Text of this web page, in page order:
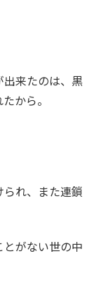
来たのは、黒
から。
れ、また連鎖
がない世の中